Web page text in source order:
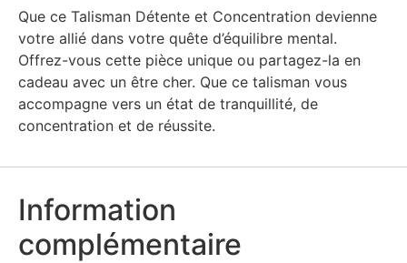
Que ce Talisman Détente et Concentration devienne
votre allié dans votre quête d’équilibre mental.
Offrez-vous cette pièce unique ou partagez-la en
cadeau avec un être cher. Que ce talisman vous
accompagne vers un état de tranquillité, de
concentration et de réussite.
Information
complémentaire